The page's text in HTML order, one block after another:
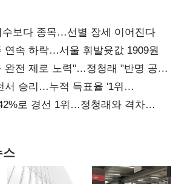
수보다 종목…선별 장세 이어진다
연속 하락…서울 휘발윳값 1909원
완전 제로 노력"…정청래 "반명 공세
서 승리…누적 득표율 '1위
로 경선 1위…정청래와 격차